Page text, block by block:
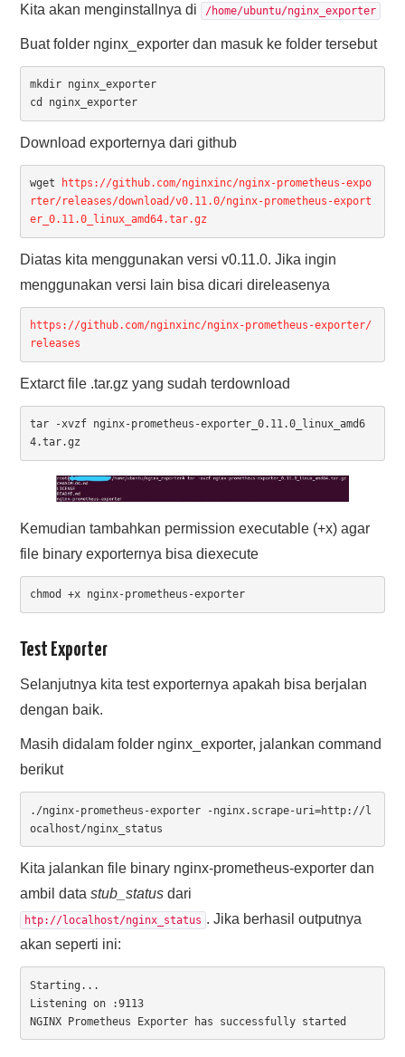
Kita akan menginstallnya di /home/ubuntu/nginx_exporter
Buat folder nginx_exporter dan masuk ke folder tersebut
mkdir nginx_exporter
cd nginx_exporter
Download exporternya dari github
wget
https://github.com/nginxinc/nginx-prometheus-expo
rter/releases/download/v0.11.0/nginx-prometheus-export
er_0.11.0_linux_amd64.tar.gz
Diatas kita menggunakan versi v0.11.0. Jika ingin
menggunakan versi lain bisa dicari direleasenya
https://github.com/nginxinc/nginx-prometheus-exporter/
releases
Extarct file .tar.gz yang sudah terdownload
tar -xvzf nginx-prometheus-exporter_0.11.0_linux_amd6
4.tar.gz
Kemudian tambahkan permission executable (+x) agar
file binary exporternya bisa diexecute
chmod +x nginx-prometheus-exporter
Test Exporter
Selanjutnya kita test exporternya apakah bisa berjalan
dengan baik.
Masih didalam folder nginx_exporter, jalankan command
berikut
./nginx-prometheus-exporter -nginx.scrape-uri=http://l
ocalhost/nginx_status
Kita jalankan file binary nginx-prometheus-exporter dan
ambil datastub_status dari
htp://localhost/nginx_status . Jika berhasil outputnya
akan seperti ini:
Starting...
Listening on :9113
NGINX Prometheus Exporter has successfully started